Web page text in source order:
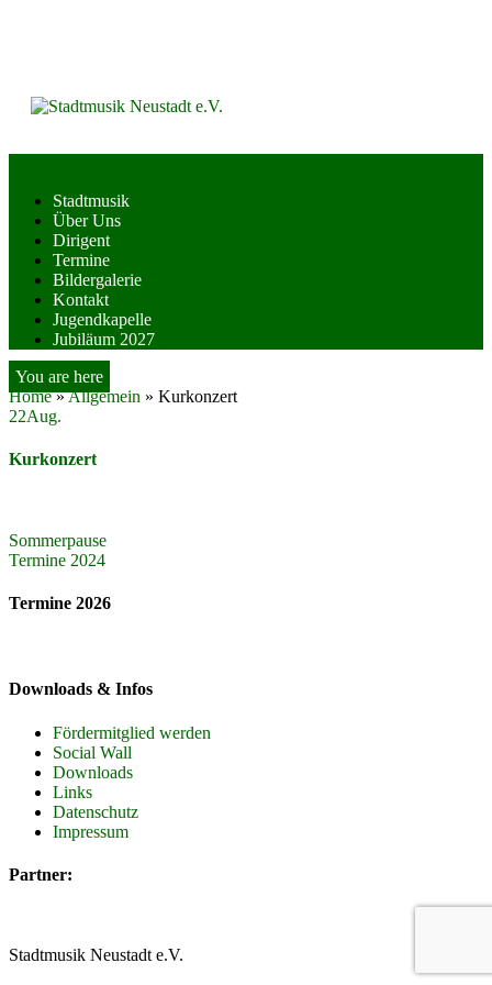
Stadtmusik
Über Uns
Dirigent
Termine
Bildergalerie
Kontakt
Jugendkapelle
Jubiläum 2027
You are here
Home»Allgemein » Kurkonzert
22Aug.
Kurkonzert
Beitragsnavigation
Sommerpause
Termine 2024
Termine 2026
Downloads & Infos
Fördermitglied werden
Social Wall
Downloads
Links
Datenschutz
Impressum
Partner:
Stadtmusik Neustadt e.V.